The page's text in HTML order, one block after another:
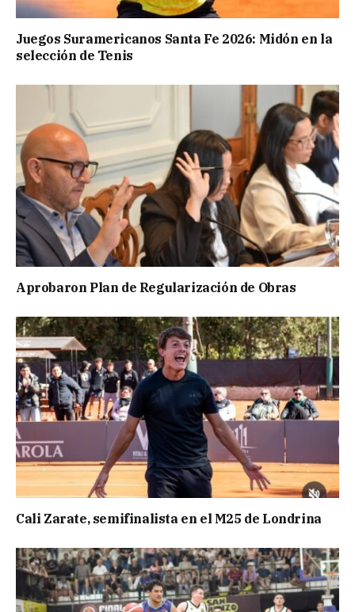
Juegos Suramericanos Santa Fe 2026: Midón en la
selección de Tenis
Aprobaron Plan de Regularización de Obras
Cali Zarate, semifinalista en el M25 de Londrina